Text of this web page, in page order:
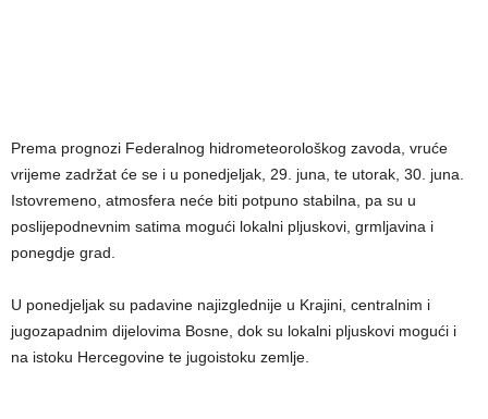
Prema prognozi Federalnog hidrometeorološkog zavoda, vruće
vrijeme zadržat će se i u ponedjeljak, 29. juna, te utorak, 30. juna.
Istovremeno, atmosfera neće biti potpuno stabilna, pa su u
poslijepodnevnim satima mogući lokalni pljuskovi, grmljavina i
ponegdje grad.
U ponedjeljak su padavine najizglednije u Krajini, centralnim i
jugozapadnim dijelovima Bosne, dok su lokalni pljuskovi mogući i
na istoku Hercegovine te jugoistoku zemlje.